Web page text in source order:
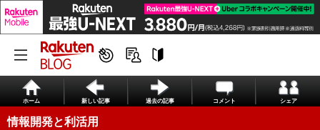
ホーム 新しい記事 過去の記事 コメント シェア
情報開発と利活用